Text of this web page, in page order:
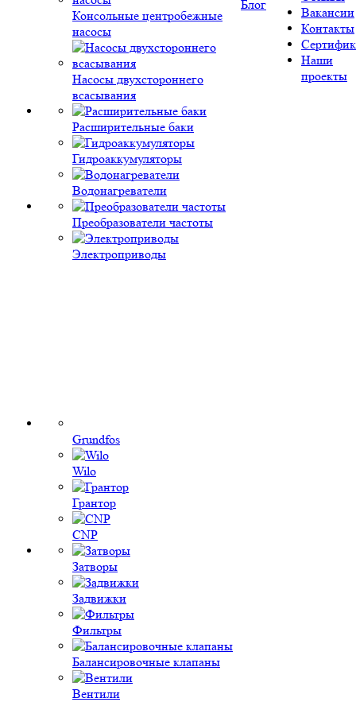
Консольные центробежные
насосы
Насосы двухстороннего
всасывания
Расширительные баки
Гидроаккумуляторы
Водонагреватели
Преобразователи частоты
Электроприводы
Grundfos
Wilo
Грантор
CNP
Затворы
Задвижки
Фильтры
Балансировочные клапаны
Вентили
Блог
Вакансии
Контакты
Наши
проекты